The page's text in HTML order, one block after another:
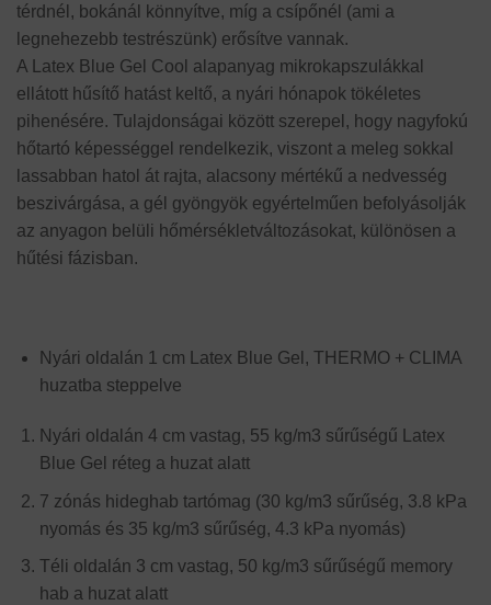
térdnél, bokánál könnyítve, míg a csípőnél (ami a
legnehezebb testrészünk) erősítve vannak.
A Latex Blue Gel Cool alapanyag mikrokapszulákkal
ellátott hűsítő hatást keltő, a nyári hónapok tökéletes
pihenésére. Tulajdonságai között szerepel, hogy nagyfokú
hőtartó képességgel rendelkezik, viszont a meleg sokkal
lassabban hatol át rajta, alacsony mértékű a nedvesség
beszivárgása, a gél gyöngyök egyértelműen befolyásolják
az anyagon belüli hőmérsékletváltozásokat, különösen a
hűtési fázisban.
Nyári oldalán 1 cm Latex Blue Gel, THERMO + CLIMA
huzatba steppelve
Nyári oldalán 4 cm vastag, 55 kg/m3 sűrűségű Latex
Blue Gel réteg a huzat alatt
7 zónás hideghab tartómag (30 kg/m3 sűrűség, 3.8 kPa
nyomás és 35 kg/m3 sűrűség, 4.3 kPa nyomás)
Téli oldalán 3 cm vastag, 50 kg/m3 sűrűségű memory
hab a huzat alatt